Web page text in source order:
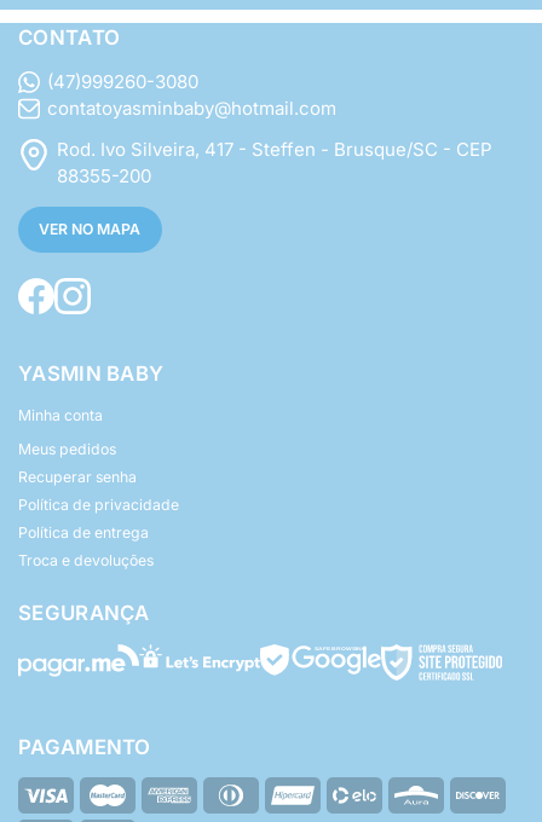
CONTATO
(47)999260-3080
contatoyasminbaby@hotmail.com
Rod. Ivo Silveira, 417 - Steffen - Brusque/SC - CEP
88355-200
VER NO MAPA
YASMIN BABY
Minha conta
Meus pedidos
Recuperar senha
Política de privacidade
Política de entrega
Troca e devoluções
SEGURANÇA
PAGAMENTO